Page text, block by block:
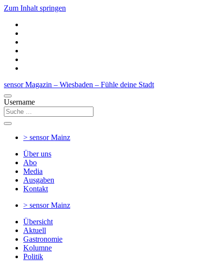
Zum Inhalt springen
sensor Magazin – Wiesbaden – Fühle deine Stadt
Username
> sensorMainz
Über uns
Abo
Media
Ausgaben
Kontakt
> sensorMainz
Übersicht
Aktuell
Gastronomie
Kolumne
Politik